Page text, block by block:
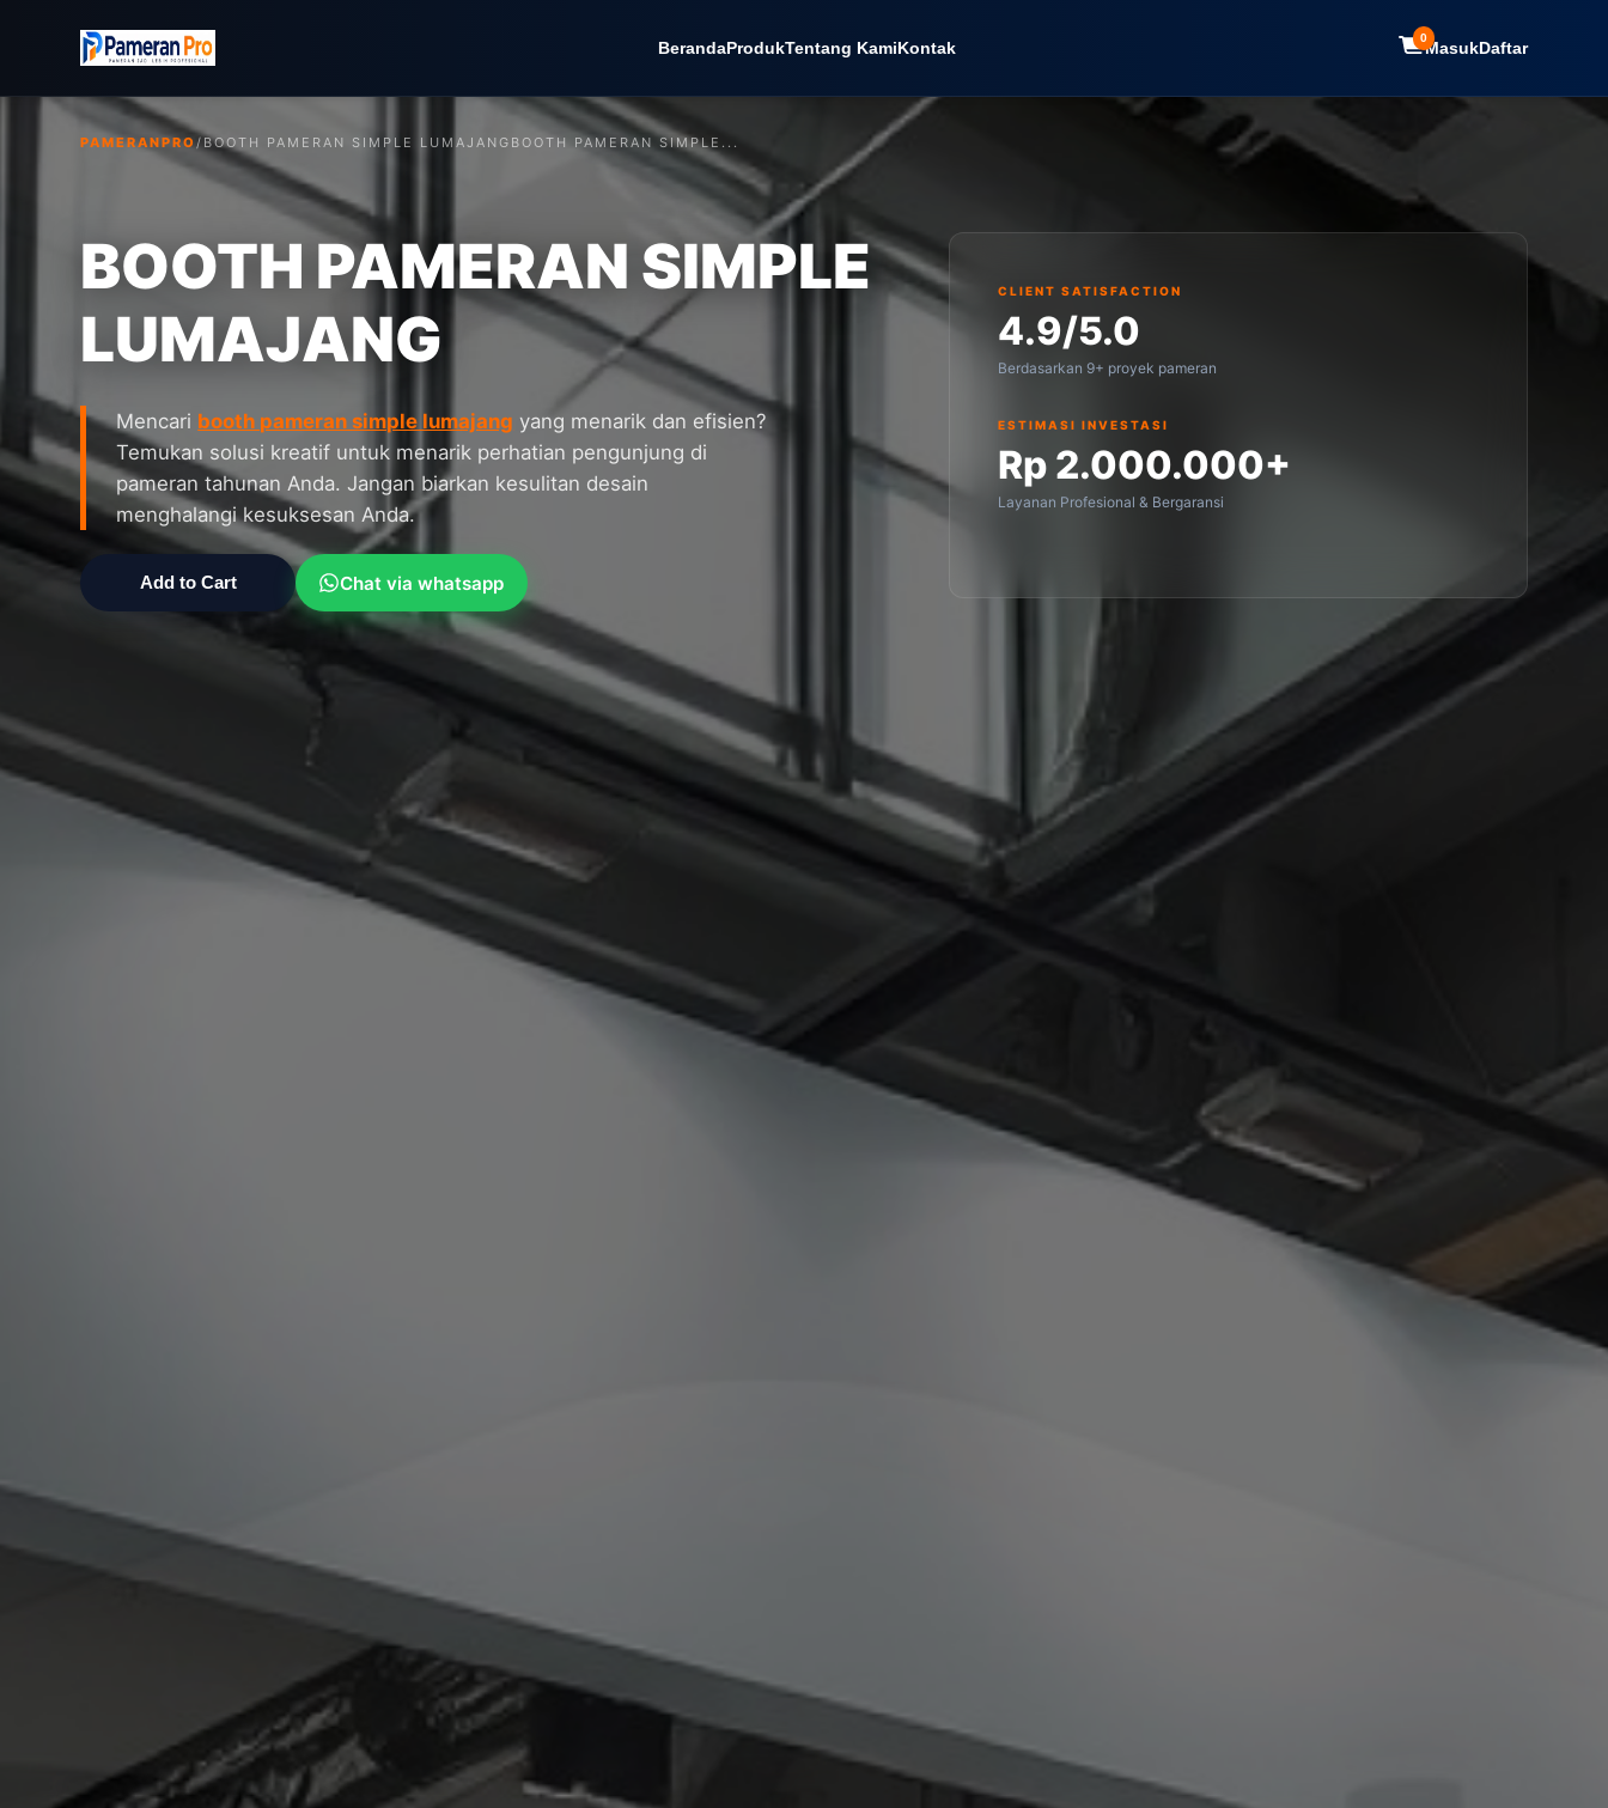
BerandaProdukTentang KamiKontak 0MasukDaftar
PAMERANPRO/ BOOTH PAMERAN SIMPLE LUMAJANG BOOTH PAMERAN SIMPLE...
BOOTH PAMERAN SIMPLE
LUMAJANG
Mencari booth pameran simple lumajang yang menarik dan efisien?
Temukan solusi kreatif untuk menarik perhatian pengunjung di
pameran tahunan Anda. Jangan biarkan kesulitan desain
menghalangi kesuksesan Anda.
Add to Cart Chat via whatsapp
CLIENT SATISFACTION
4.9/5.0
Berdasarkan 9+ proyek pameran
ESTIMASI INVESTASI
Rp 2.000.000+
Layanan Profesional & Bergaransi